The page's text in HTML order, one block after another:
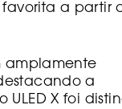
a partir
amplamente
a
X foi